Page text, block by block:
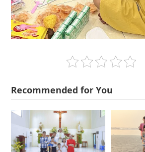
Recommended for You